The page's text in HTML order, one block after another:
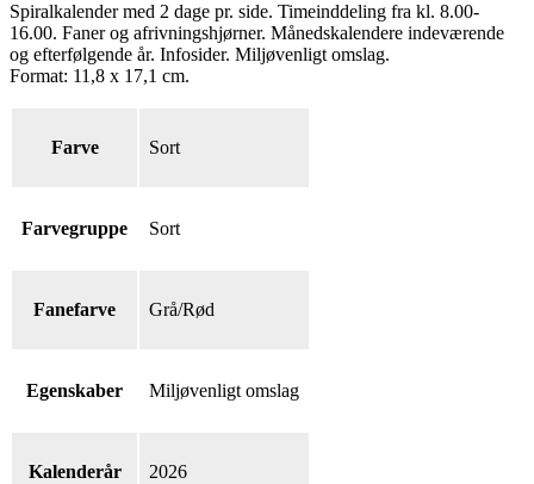
Spiralkalender med 2 dage pr. side. Timeinddeling fra kl. 8.00-
16.00. Faner og afrivningshjørner. Månedskalendere indeværende
og efterfølgende år. Infosider. Miljøvenligt omslag.
Format: 11,8 x 17,1 cm.
Farve Sort
Farvegruppe Sort
Fanefarve Grå/Rød
Egenskaber Miljøvenligt omslag
Kalenderår 2026